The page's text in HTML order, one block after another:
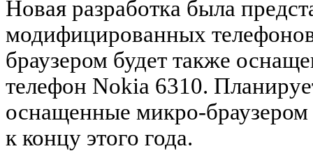
Новая разработка была
модифицированных
браузером будет также
телефон Nokia 6310.
оснащенные микро-
к концу этого года.